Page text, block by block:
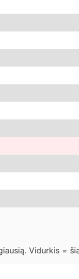
Vidurkis =